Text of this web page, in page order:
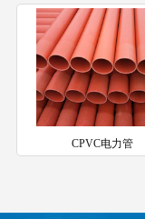
CPVC电力管